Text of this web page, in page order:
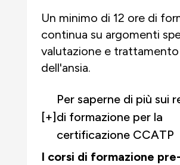
Un minimo di 12 ore di
continua su argomenti
valutazione e trattamento
dell'ansia.
[+]
Per saperne di più sui
di formazione per la
certificazione CCATP
I corsi di formazione pre-